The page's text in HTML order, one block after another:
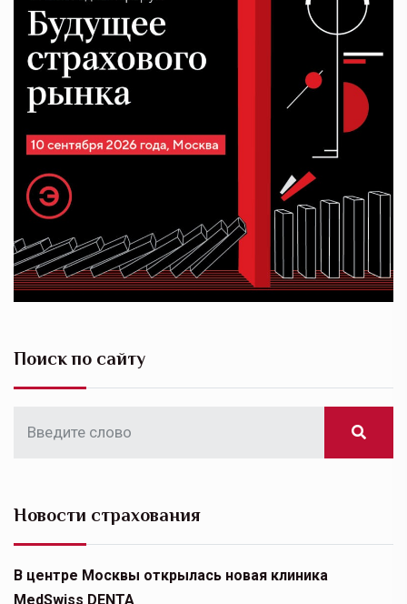
Поиск по сайту
Новости страхования
В центре Москвы открылась новая клиника
MedSwiss DENTA